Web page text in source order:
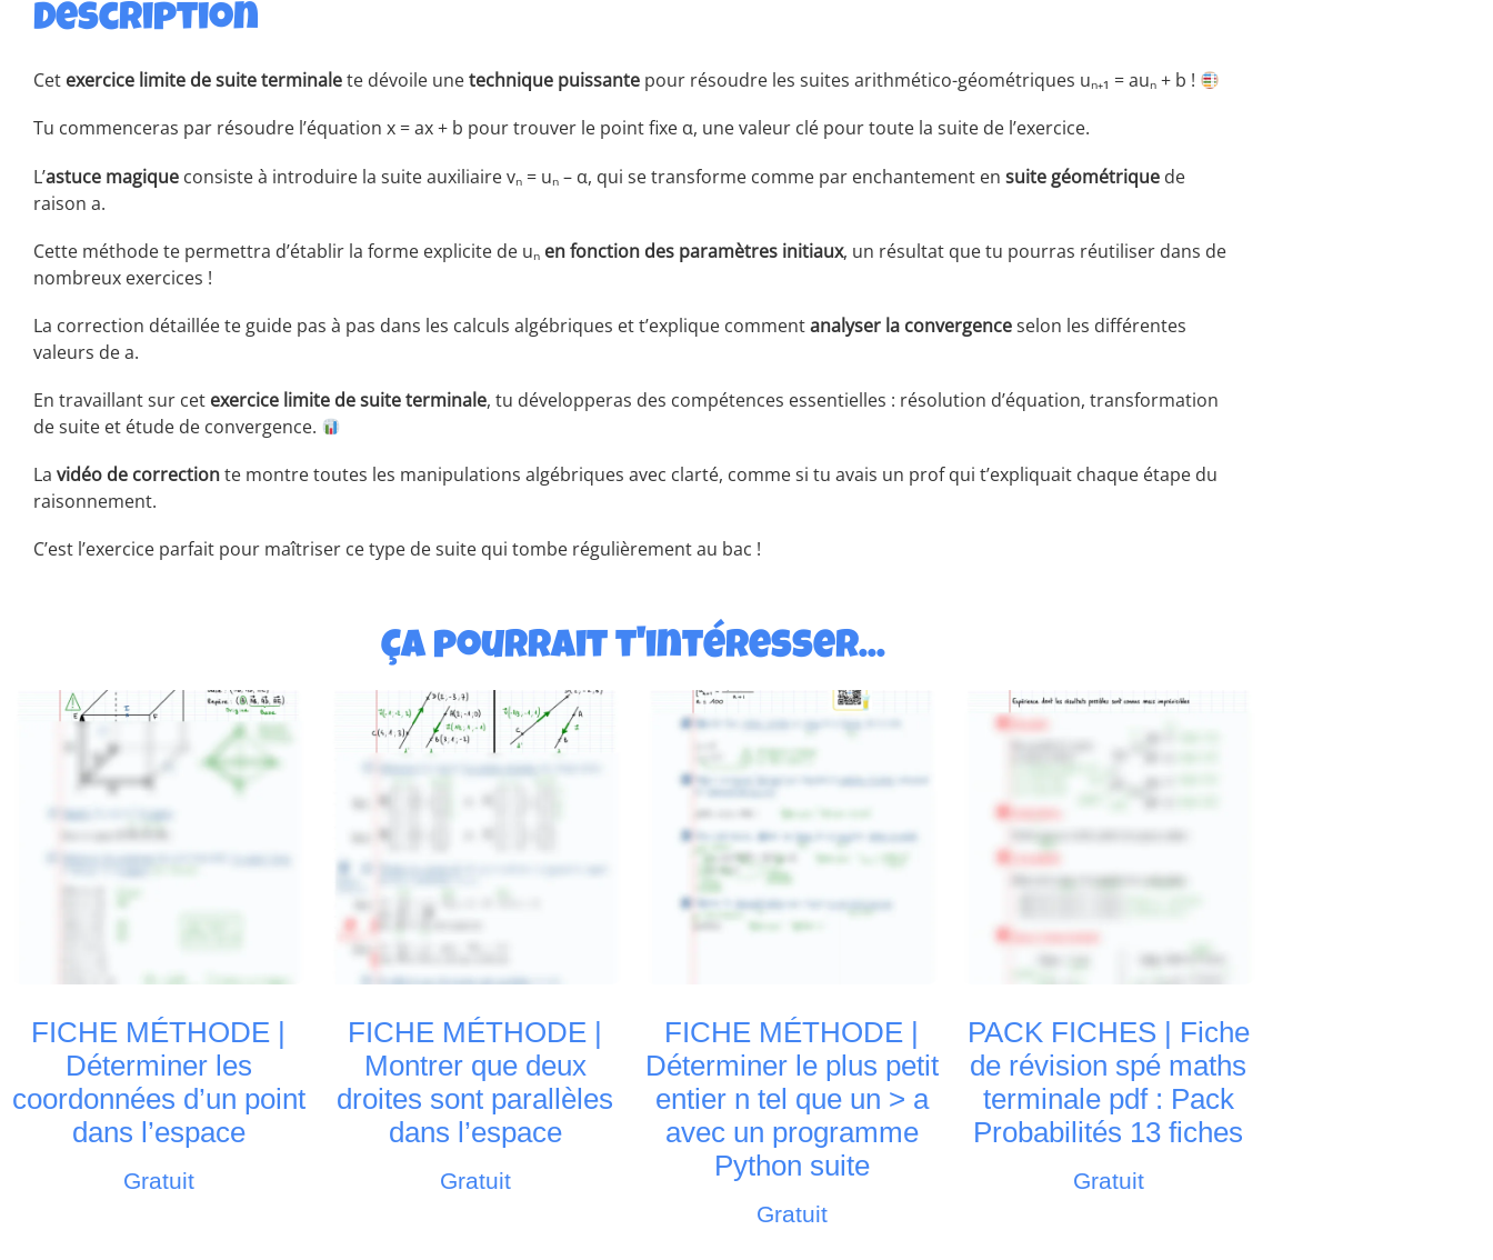
Description
Cet exercice limite de suite terminale​ te dévoile unetechnique puissante pour résoudre les suites arithmético-géométriques uₙ₊₁ = auₙ + b !
Tu commenceras par résoudre l’équation x = ax + b pour trouver le point fixe α, une valeur clé pour toute la suite de l’exercice.
L’astuce magique consiste à introduire la suite auxiliaire vₙ = uₙ – α, qui se transforme comme par enchantement en suite géométrique de
raison a.
Cette méthode te permettra d’établir la forme explicite de uₙ en fonction des paramètres initiaux, un résultat que tu pourras réutiliser dans de
nombreux exercices !
La correction détaillée te guide pas à pas dans les calculs algébriques et t’explique commentanalyser la convergenceselon les différentes
valeurs de a.
En travaillant sur cet exercice limite de suite terminale, tu développeras des compétences essentielles : résolution d’équation, transformation
de suite et étude de convergence.
La vidéo de correctionte montre toutes les manipulations algébriques avec clarté, comme si tu avais un prof qui t’expliquait chaque étape du
raisonnement.
C’est l’exercice parfait pour maîtriser ce type de suite qui tombe régulièrement au bac !
Ça pourrait t'intéresser...
FICHE MÉTHODE |
Déterminer les
coordonnées d’un point
dans l’espace
Gratuit
FICHE MÉTHODE |
Montrer que deux
droites sont parallèles
dans l’espace
Gratuit
FICHE MÉTHODE |
Déterminer le plus petit
entier n tel que un > a
avec un programme
Python suite
Gratuit
PACK FICHES | Fiche
de révision spé maths
terminale pdf : Pack
Probabilités 13 fiches
Gratuit